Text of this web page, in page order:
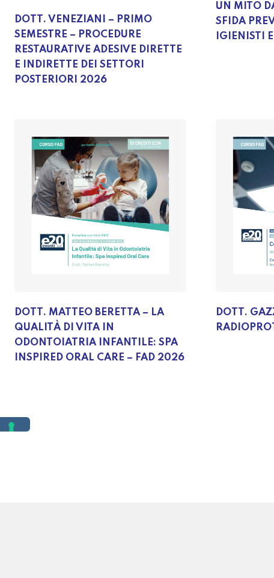
DOTT. VENEZIANI – PRIMO
SEMESTRE – PROCEDURE
RESTAURATIVE ADESIVE DIRETTE
E INDIRETTE DEI SETTORI
POSTERIORI 2026
UN MITO
SFIDA
IGIENISTI
DOTT. MATTEO BERETTA – LA
QUALITÀ DI VITA IN
ODONTOIATRIA INFANTILE: SPA
INSPIRED ORAL CARE – FAD 2026
DOTT.